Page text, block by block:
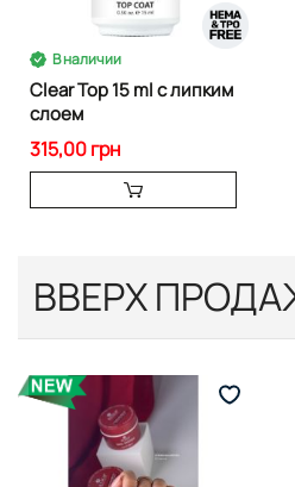
В наличии
Clear Top 15 ml с липким
слоем
315,00 грн
ВВЕРХ